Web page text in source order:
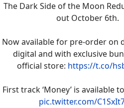
The Dark Side of the Moon
out October 6th.
Now available for pre-order on
digital and with exclusive
official store: https://t.co/
First track ‘Money’ is available
pic.twitter.com/